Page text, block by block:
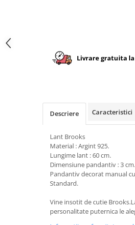
Livrare gratuita la
Descriere Caracteristici
Lant Brooks
Material : Argint 925.
Lungime lant : 60 cm.
Dimensiune pandantiv : 3 cm.
Pandantiv decorat manual
Standard.
Vine insotit de cutie
personalitate puternica le